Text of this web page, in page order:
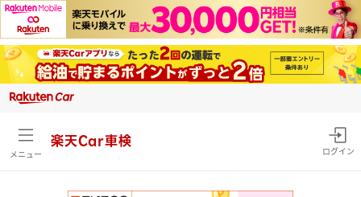
メニュー
楽天Car車検
ログイン